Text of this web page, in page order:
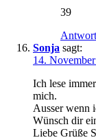
39
Sonja sagt:
14.
Ich lese
mich.
Ausser wenn
Wünsch dir
Liebe Grüße